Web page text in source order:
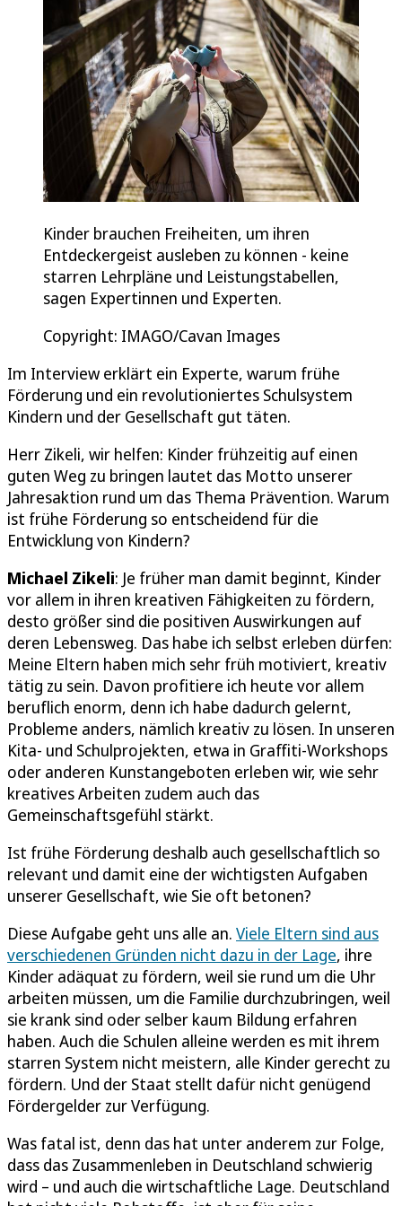
Kinder brauchen Freiheiten, um ihren
Entdeckergeist ausleben zu können - keine
starren Lehrpläne und Leistungstabellen,
sagen Expertinnen und Experten.
Copyright: IMAGO/Cavan Images
Im Interview erklärt ein Experte, warum frühe
Förderung und ein revolutioniertes Schulsystem
Kindern und der Gesellschaft gut täten.
Herr Zikeli, wir helfen: Kinder frühzeitig auf einen
guten Weg zu bringen lautet das Motto unserer
Jahresaktion rund um das Thema Prävention. Warum
ist frühe Förderung so entscheidend für die
Entwicklung von Kindern?
Michael Zikeli: Je früher man damit beginnt, Kinder
vor allem in ihren kreativen Fähigkeiten zu fördern,
desto größer sind die positiven Auswirkungen auf
deren Lebensweg. Das habe ich selbst erleben dürfen:
Meine Eltern haben mich sehr früh motiviert, kreativ
tätig zu sein. Davon profitiere ich heute vor allem
beruflich enorm, denn ich habe dadurch gelernt,
Probleme anders, nämlich kreativ zu lösen. In unseren
Kita- und Schulprojekten, etwa in Graffiti-Workshops
oder anderen Kunstangeboten erleben wir, wie sehr
kreatives Arbeiten zudem auch das
Gemeinschaftsgefühl stärkt.
Ist frühe Förderung deshalb auch gesellschaftlich so
relevant und damit eine der wichtigsten Aufgaben
unserer Gesellschaft, wie Sie oft betonen?
Diese Aufgabe geht uns alle an. Viele Eltern sind aus
verschiedenen Gründen nicht dazu in der Lage, ihre
Kinder adäquat zu fördern, weil sie rund um die Uhr
arbeiten müssen, um die Familie durchzubringen, weil
sie krank sind oder selber kaum Bildung erfahren
haben. Auch die Schulen alleine werden es mit ihrem
starren System nicht meistern, alle Kinder gerecht zu
fördern. Und der Staat stellt dafür nicht genügend
Fördergelder zur Verfügung.
Was fatal ist, denn das hat unter anderem zur Folge,
dass das Zusammenleben in Deutschland schwierig
wird – und auch die wirtschaftliche Lage. Deutschland